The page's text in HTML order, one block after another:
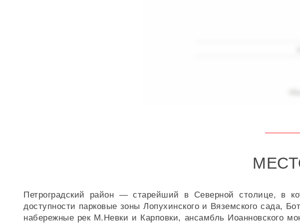
Петроградский район — старейший в Северной столице, в
доступности парковые зоны Лопухинского и Вяземского сада,
набережные рек М.Невки и Карповки, ансамбль Иоанновского